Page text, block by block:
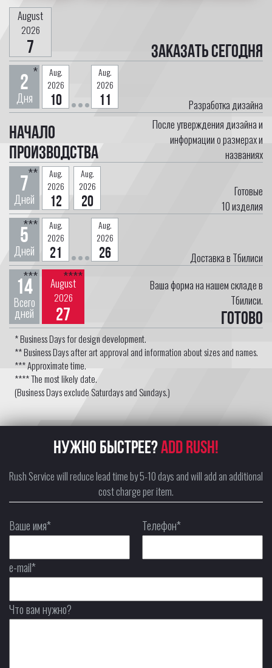
August
2026
7 Заказать сегодня
2
Дня
*
Aug.
2026
10
Aug.
2026
11 Разработка дизайна
Начало
производства
После утверждения дизайна и
информации о размерах и
названиях
7
Дней
**
Aug.
2026
12
Aug.
2026
20
Готовые
10изделия
5
Дней
***
Aug.
2026
21
Aug.
2026
26 Доставка в Тбилиси
14
Всего
дней
*** August
2026
27
****
Ваша форма на нашем складе в
Тбилиси.
Готово
* Business Days for design development.
** Business Days after art approval and information about sizes and names.
*** Approximate time.
**** The most likely date.
(Business Days exclude Saturdays and Sundays.)
НУЖНО БЫСТРЕЕ?ADD RUSH!
Rush Service will reduce lead time by 5-10 days and will add an additional
cost charge per item.
Ваше имя* Телефон*
e-mail*
Что вам нужно?